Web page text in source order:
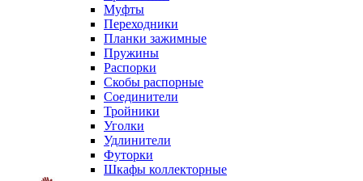
Муфты
Переходники
Планки зажимные
Пружины
Распорки
Скобы распорные
Соединители
Тройники
Уголки
Удлинители
Футорки
Шкафы коллекторные